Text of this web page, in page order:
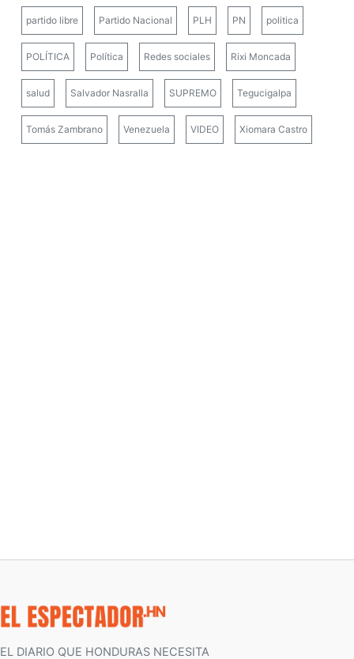
partido libre Partido Nacional PLH PN politica
POLÍTICA Política Redes sociales Rixi Moncada
salud Salvador Nasralla SUPREMO Tegucigalpa
Tomás Zambrano Venezuela VIDEO Xiomara Castro
EL DIARIO QUE HONDURAS NECESITA